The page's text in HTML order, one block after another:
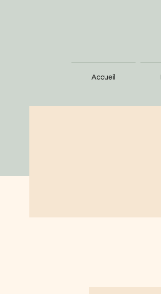
Accueil